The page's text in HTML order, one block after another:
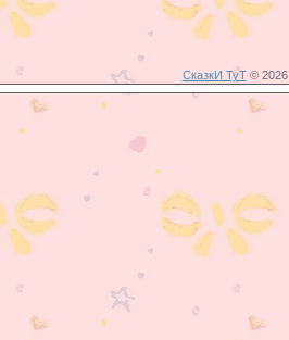
СказкИ ТуТ© 2026